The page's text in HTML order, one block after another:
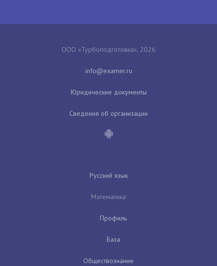
ООО «Турбоподготовка», 2026
Юридические документы
Сведения об организации
Русский язык
Математика
Профиль
База
Обществознание